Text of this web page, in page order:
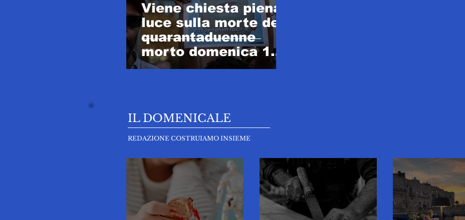
Viene chiesta piena
luce sulla morte del
quarantaduenne
morto domenica 19
luglio
IL DOMENICALE
REDAZIONE COSTRUIAMO INSIEME